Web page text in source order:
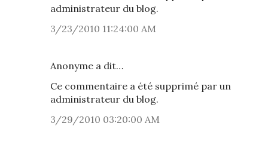
administrateur du blog.
3/23/2010 11:24:00 AM
Anonyme a dit…
Ce commentaire a été supprimé par un
administrateur du blog.
3/29/2010 03:20:00 AM